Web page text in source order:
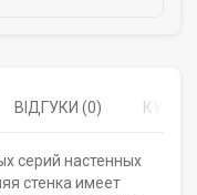
ВІДГУКИ (0)
серий настенных
стенка имеет